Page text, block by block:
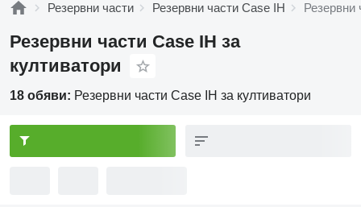
Резервни части Резервни части Case IH Резервни
Резервни части Case IH за
култиватори
18 обяви: Резервни части Case IH за култиватори